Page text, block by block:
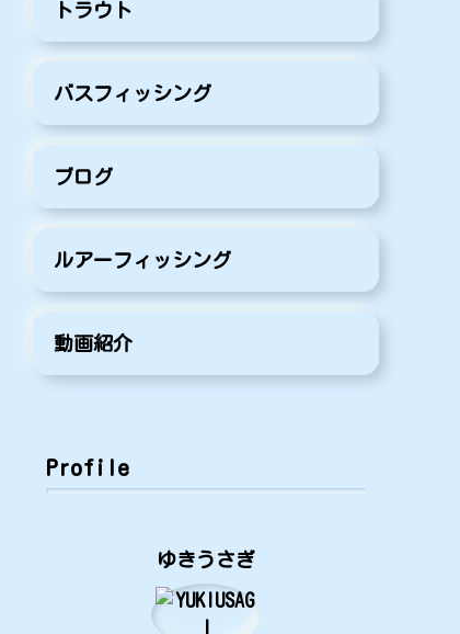
トラウト
バスフィッシング
ブログ
ルアーフィッシング
動画紹介
Profile
ゆきうさぎ